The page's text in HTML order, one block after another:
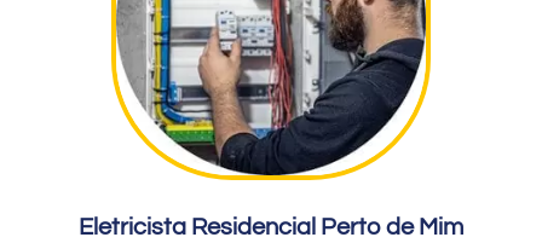
Eletricista Residencial Perto de Mim